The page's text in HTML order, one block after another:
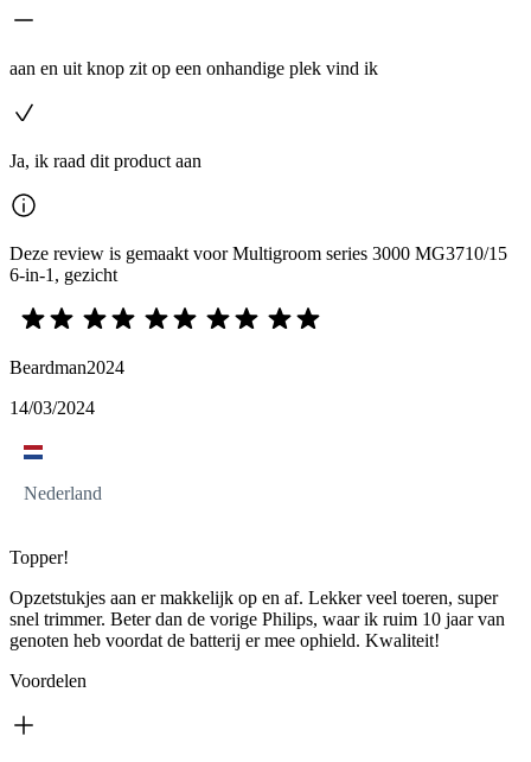
aan en uit knop zit op een onhandige plek vind ik
Ja, ik raad dit product aan
Deze review is gemaakt voor Multigroom series 3000 MG3710/15
6-in-1, gezicht
Beardman2024
14/03/2024
Nederland
Topper!
Opzetstukjes aan er makkelijk op en af. Lekker veel toeren, super
snel trimmer. Beter dan de vorige Philips, waar ik ruim 10 jaar van
genoten heb voordat de batterij er mee ophield. Kwaliteit!
Voordelen